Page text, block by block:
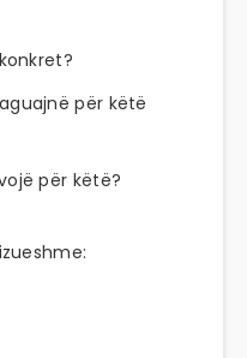
për këtë
për këtë?